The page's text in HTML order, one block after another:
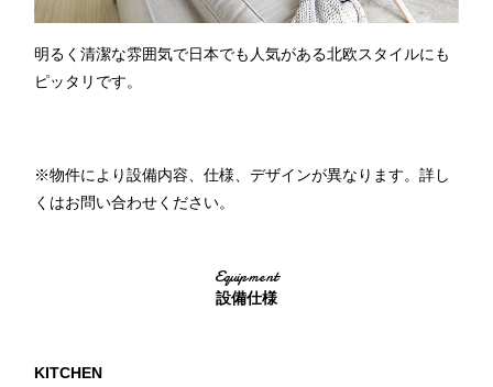
明るく清潔な雰囲気で日本でも人気がある北欧スタイルにも
ピッタリです。
※物件により設備内容、仕様、デザインが異なります。詳し
くはお問い合わせください。
Equipment
設備仕様
KITCHEN